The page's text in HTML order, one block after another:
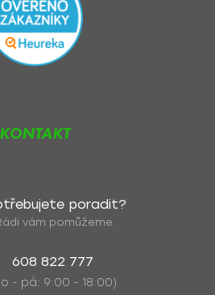
KONTAKT
poradit?
vám pomůžeme.
608 822 777
- pá: 9:00 - 18:00)